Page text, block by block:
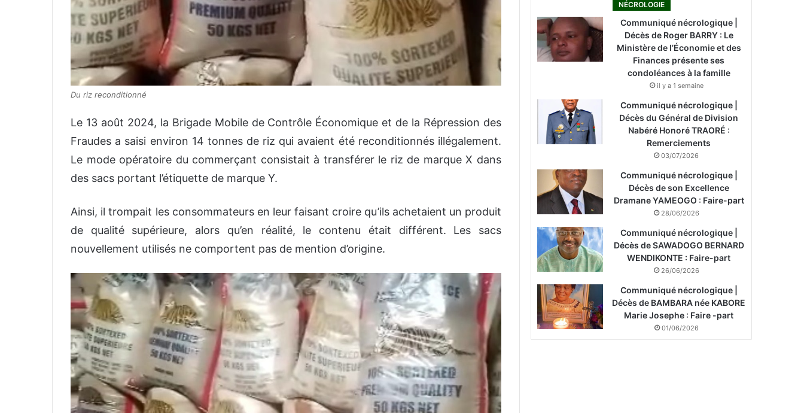
Du riz reconditionné
Le 13 août 2024, la Brigade Mobile de Contrôle Économique et de la Répression des
Fraudes a saisi environ 14 tonnes de riz qui avaient été reconditionnés illégalement.
Le mode opératoire du commerçant consistait à transférer le riz de marque X dans
des sacs portant l’étiquette de marque Y.
Ainsi, il trompait les consommateurs en leur faisant croire qu’ils achetaient un produit
de qualité supérieure, alors qu’en réalité, le contenu était différent. Les sacs
nouvellement utilisés ne comportent pas de mention d’origine.
NÉCROLOGIE
Communiqué nécrologique |
Décès de Roger BARRY : Le
Ministère de l’Économie et des
Finances présente ses
condoléances à la famille
il y a 1 semaine
Communiqué nécrologique |
Décès du Général de Division
Nabéré Honoré TRAORÉ :
Remerciements
03/07/2026
Communiqué nécrologique |
Décès de son Excellence
Dramane YAMEOGO : Faire-part
28/06/2026
Communiqué nécrologique |
Décès de SAWADOGO BERNARD
WENDIKONTE : Faire-part
26/06/2026
Communiqué nécrologique |
Décès de BAMBARA née KABORE
Marie Josephe : Faire -part
01/06/2026